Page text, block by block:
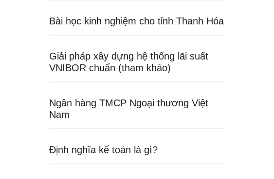
Bài học kinh nghiệm cho tỉnh Thanh Hóa
Giải pháp xây dựng hệ thống lãi suất
VNIBOR chuẩn (tham khảo)
Ngân hàng TMCP Ngoại thương Việt
Nam
Định nghĩa kế toán là gì?